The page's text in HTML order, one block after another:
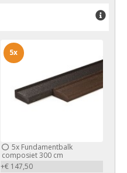
5xFundamentbalk
composiet 300 cm
+€ 147,50
5x